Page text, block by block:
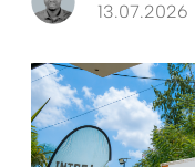
13.07.2026